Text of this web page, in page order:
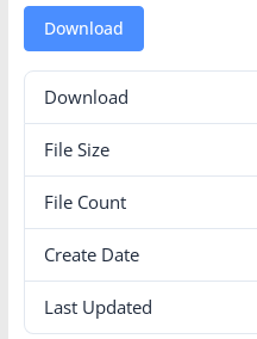
Download
Download
File Size
File Count
Create Date
Last Updated